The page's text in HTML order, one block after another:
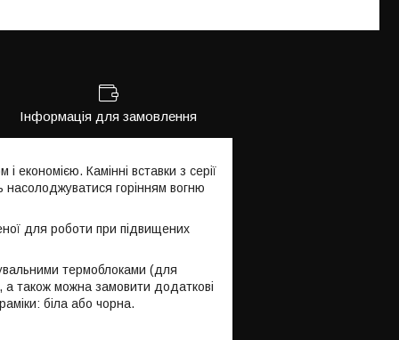
Інформація для замовлення
економією. Камінні вставки з серії
насолоджуватися горінням вогню
для роботи при підвищених
термоблоками (для
а також можна замовити додаткові
біла або чорна.